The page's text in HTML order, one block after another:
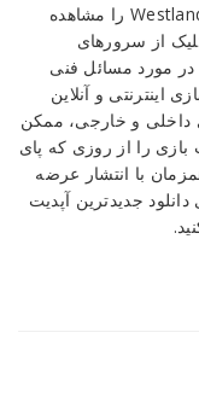
تصاویر و ویدئویی از گیم پلی بازی Westland Survival را مشاهده
از سرورهای
در مورد مسائل فنی
اینترنتی و آنلاین
داخلی و خارجی، ممکن
را از روزی که پای
با انتشار عرضه
جدیدترین آپدیت